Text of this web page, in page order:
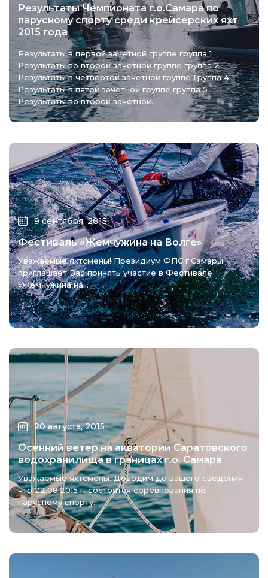
Результаты Чемпионата г.о.Самара по
парусному спорту среди крейсерских яхт
2015 года
Результаты в первой зачетной группе группа 1
Результаты во второй зачетной группе группа 2
Результаты в четвертой зачетной группе Группа 4
Результаты в пятой зачетной группе группа 5
Результаты во второй зачетной...
9 сентября, 2015
Фестиваль «Жемчужина на Волге»
Уважаемые яхтсмены! Президиум ФПС г.Самары
приглашает Вас принять участие в Фестивале
«Жемчужина на...
20 августа, 2015
Осенний ветер на акватории Саратовского
водохранилища в границах г.о. Самара
Уважаемые яхтсмены. Доводим до вашего сведения
что 22.08.2015 г. состоятся соревнования по
парусному спорту...